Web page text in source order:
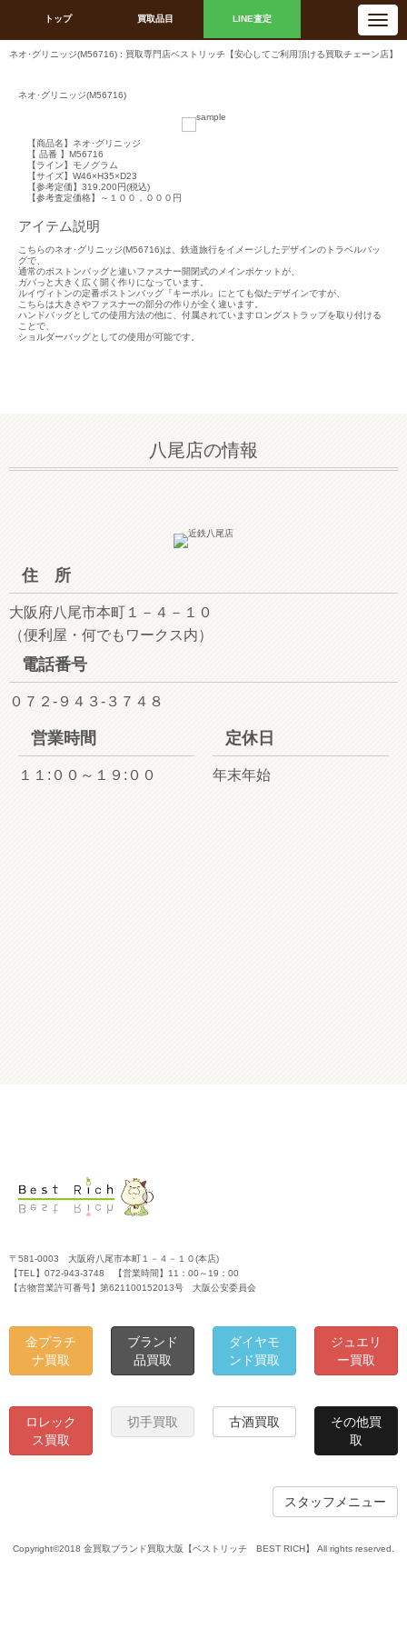
トップ 買取品目 LINE査定
N
a
v
g
ネオ･グリニッジ(M56716) : 買取専門店ベストリッチ【安心してご利用頂ける買取チェーン店】
ネオ･グリニッジ(M56716)
【商品名】ネオ･グリニッジ
【 品番 】M56716
【ライン】モノグラム
【サイズ】W46×H35×D23
【参考定価】319.200円(税込)
【参考査定価格】～１００，０００円
アイテム説明
こちらのネオ･グリニッジ(M56716)は、鉄道旅行をイメージしたデザインのトラベルバッ
グで、
通常のボストンバッグと違いファスナー開閉式のメインポケットが、
ガバっと大きく広く開く作りになっています。
ルイヴィトンの定番ボストンバッグ『キーポル』にとても似たデザインですが、
こちらは大きさやファスナーの部分の作りが全く違います。
ハンドバッグとしての使用方法の他に、付属されていますロングストラップを取り付ける
ことで、
ショルダーバッグとしての使用が可能です。
八尾店の情報
住 所
大阪府八尾市本町１－４－１０
（便利屋・何でもワークス内）
電話番号
０７２-９４３-３７４８
営業時間
１１:００～１９:００
定休日
年末年始
〒581-0003 大阪府八尾市本町１－４－１０(本店)
【TEL】072-943-3748 【営業時間】11：00～19：00
【古物営業許可番号】第621100152013号 大阪公安委員会
金プラチ
ナ買取
ブランド
品買取
ダイヤモ
ンド買取
ジュエリ
ー買取
ロレック
ス買取
切手買取 古酒買取
その他買
取
スタッフメニュー
Copyright©2018 金買取ブランド買取大阪【ベストリッチ BEST RICH】 All rights reserved.